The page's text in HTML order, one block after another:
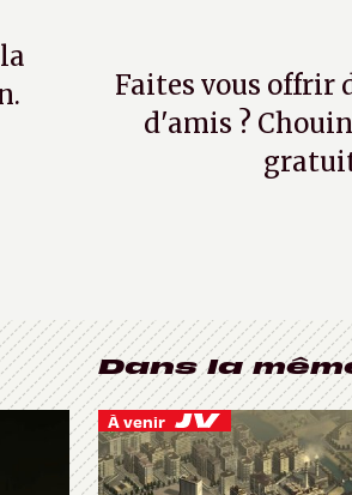
Faites vous offrir
d'amis ?
Dans la
À venir